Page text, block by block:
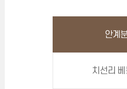
안계
치선리